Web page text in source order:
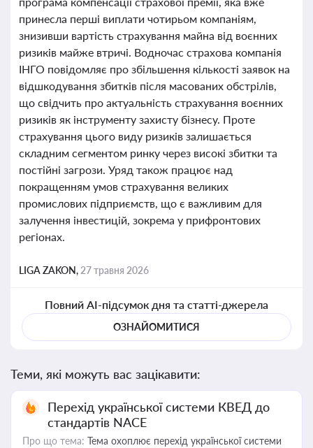
принесла перші виплати чотирьом компаніям,
знизивши вартість страхування майна від воєнних
ризиків майже втричі. Водночас страхова компанія
ІНГО повідомляє про збільшення кількості заявок на
відшкодування збитків після масованих обстрілів,
що свідчить про актуальність страхування воєнних
ризиків як інструменту захисту бізнесу. Проте
страхування цього виду ризиків залишається
складним сегментом ринку через високі збитки та
постійні загрози. Уряд також працює над
покращенням умов страхування великих
промислових підприємств, що є важливим для
залучення інвестицій, зокрема у прифронтових
регіонах.
LIGA ZAKON, 27 травня 2026
Повний AI-підсумок дня та статті-джерела
ОЗНАЙОМИТИСЯ
Теми, які можуть вас зацікавити:
Перехід української системи КВЕД до
стандартів NACE
Про що тема: Тема охоплює перехід української системи